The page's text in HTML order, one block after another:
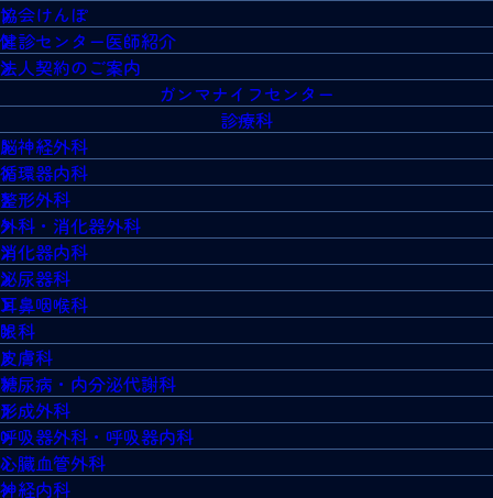
協会けんぽ
健診センター医師紹介
法人契約のご案内
ガンマナイフセンター
診療科
脳神経外科
循環器内科
整形外科
外科・消化器外科
消化器内科
泌尿器科
耳鼻咽喉科
眼科
皮膚科
糖尿病・内分泌代謝科
形成外科
呼吸器外科・呼吸器内科
心臓血管外科
神経内科